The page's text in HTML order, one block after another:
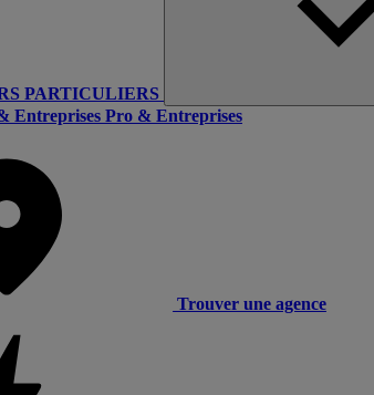
PARTICULIERS
Entreprises Pro & Entreprises
Trouver une agence